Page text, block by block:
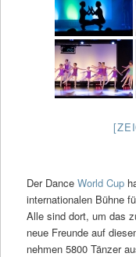
Der DanceWorld Cup
internationalen Bühne
Alle sind dort, um das
neue Freunde auf
nehmen 5800 Tänzer